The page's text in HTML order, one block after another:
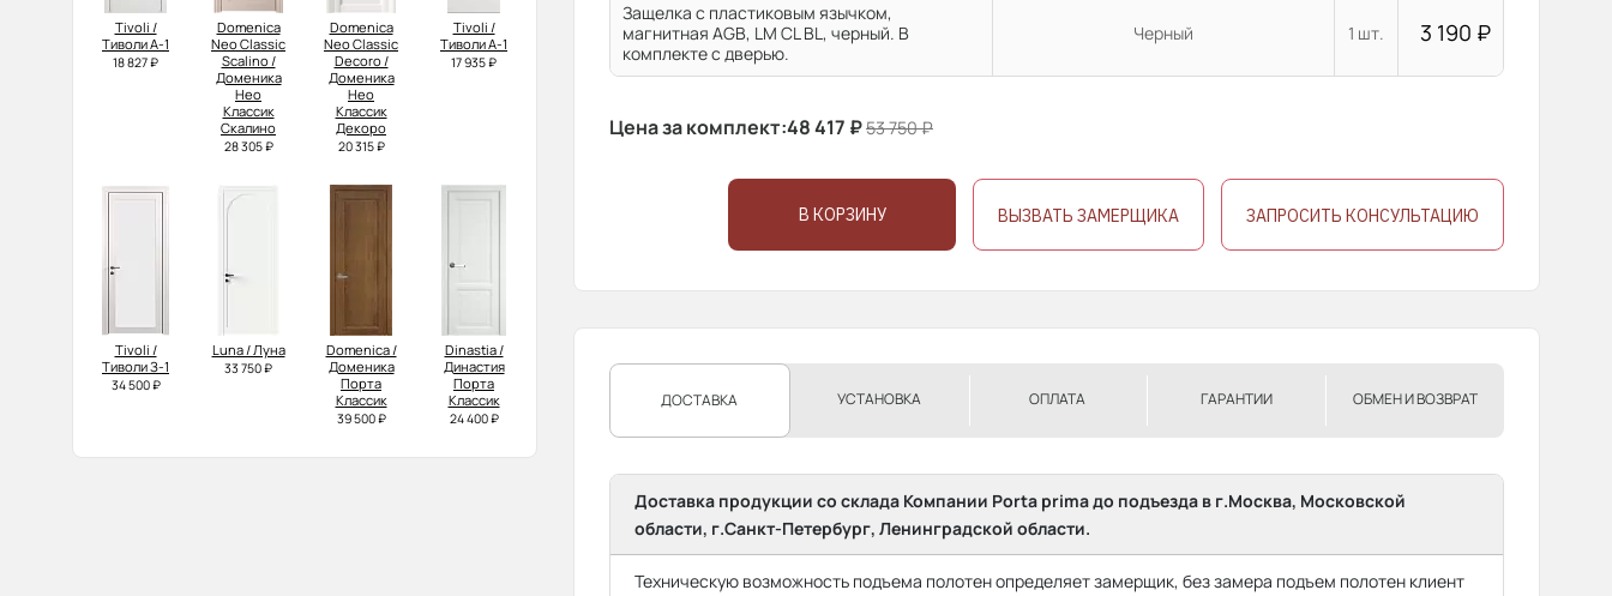
Tivoli /
Тиволи А-1
18 827 ₽
Domenica
Neo Classic
Scalino /
Доменика
Нео
Классик
Скалино
28 305 ₽
Domenica
Neo Classic
Decoro /
Доменика
Нео
Классик
Декоро
20 315 ₽
Tivoli /
Тиволи А-1
17 935 ₽
Tivoli /
Тиволи З-1
34 500 ₽
Luna / Луна
33 750 ₽
Domenica /
Доменика
Порта
Классик
39 500 ₽
Dinastia /
Династия
Порта
Классик
24 400 ₽
Защелка с пластиковым язычком,
магнитная AGB, LM CL BL, черный. В
комплекте с дверью.
Черный 1 шт. 3 190 ₽
Цена за комплект:48 417 ₽53 750₽
В КОРЗИНУ ВЫЗВАТЬ ЗАМЕРЩИКА ЗАПРОСИТЬ КОНСУЛЬТАЦИЮ
ДОСТАВКА УСТАНОВКА ОПЛАТА ГАРАНТИИ ОБМЕН И ВОЗВРАТ
Доставка продукции со склада Компании Porta prima до подъезда в г.Москва, Московской
области, г.Санкт-Петербург, Ленинградской области.
Техническую возможность подъема полотен определяет замерщик, без замера подъем полотен клиент